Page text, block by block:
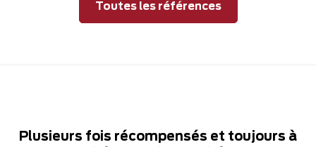
Toutes les références
Plusieurs fois récompensés et toujours à